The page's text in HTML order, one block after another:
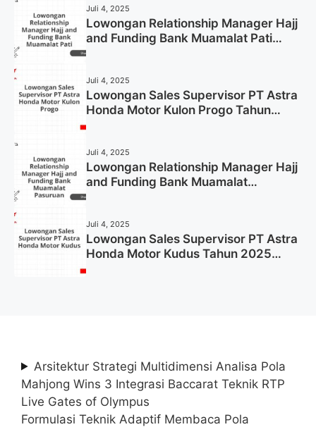
Juli 4, 2025
Lowongan Relationship Manager Hajj
and Funding Bank Muamalat Pati
Juli 4, 2025
Lowongan Sales Supervisor PT Astra
Honda Motor Kulon Progo Tahun
Juli 4, 2025
Lowongan Relationship Manager Hajj
and Funding Bank Muamalat
Juli 4, 2025
Lowongan Sales Supervisor PT Astra
Honda Motor Kudus Tahun 2025
Arsitektur Strategi Multidimensi Analisa Pola
Mahjong Wins 3 Integrasi Baccarat Teknik RTP
Live Gates of Olympus
Formulasi Teknik Adaptif Membaca Pola